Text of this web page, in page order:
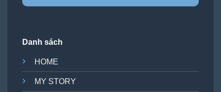
Danh sách
HOME
MY STORY